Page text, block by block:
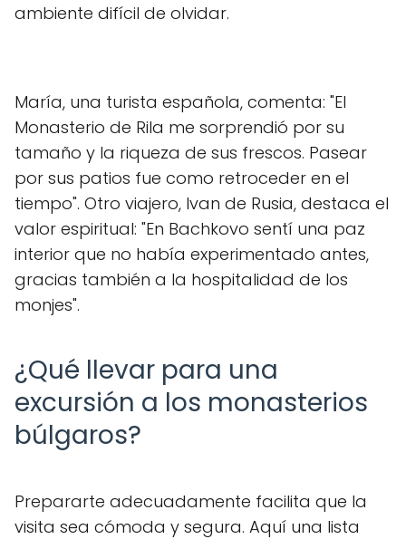
ambiente difícil de olvidar.
María, una turista española, comenta: "El
Monasterio de Rila me sorprendió por su
tamaño y la riqueza de sus frescos. Pasear
por sus patios fue como retroceder en el
tiempo". Otro viajero, Ivan de Rusia, destaca el
valor espiritual: "En Bachkovo sentí una paz
interior que no había experimentado antes,
gracias también a la hospitalidad de los
monjes".
¿Qué llevar para una
excursión a los monasterios
búlgaros?
Prepararte adecuadamente facilita que la
visita sea cómoda y segura. Aquí una lista